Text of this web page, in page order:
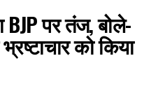
पर तंज, बोले-
को किया